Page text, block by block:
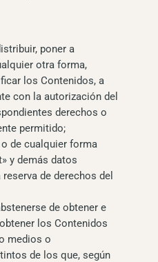
poner a
otra forma,
los Contenidos, a
con la autorización del
derechos o
permitido;
de cualquier forma
y demás datos
de derechos del
de obtener e
los Contenidos
medios o
de los que, según